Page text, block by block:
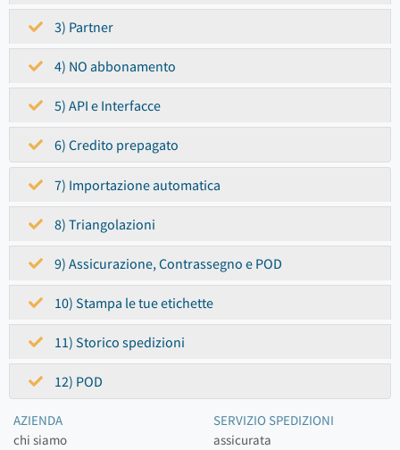
3) Partner
4) NO abbonamento
5) API e Interfacce
6) Credito prepagato
7) Importazione automatica
8) Triangolazioni
9) Assicurazione, Contrassegno e POD
10) Stampa le tue etichette
11) Storico spedizioni
12) POD
AZIENDA
chi siamo
SERVIZIO SPEDIZIONI
assicurata